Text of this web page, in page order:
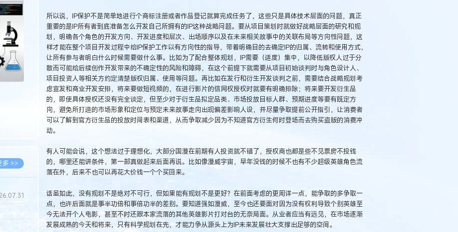
>>
多 >>
所以说，IP保护不是简单地进行个商标注册或者作品登记就算完成任务了，这些只是具体技术层面的问题，真正
重要的是IP所有者到底准备怎么开发自己所拥有的IP这种战略问题。要从项目策划时就做好战略层面的研究和规
划，明确各个角色的开发方向、开发进度和层次、出场顺序以及在未来相关故事中的关联布局等方向性问题，这
样才能在整个项目开发过程中给IP保护工作以有方向性的指导，带着明确目的去确定IP的归属、流转和使用方式，
让所有参与者明白什么时候需要做什么事。比如为了配合整体规划，IP需要（适度）集中，以降低版权人过于分
散而可能给后续创作开发带来的不确定性的风险和障碍，在这个前提下就需要从项目初始谈判时与角色设计人、
项目投资人等相关方约定清楚版权归属、使用等问题。再比如在发行和衍生开发谈判之前，需要结合战略规划考
虑宣发和商业开发安排，将来要做短视频的，在进行影片的信网权授权时就要有明确排除；将来要开发衍生品
的，即使具体授权还没有完全谈定，但至少对于衍生品拟定品类、市场投放目标人群、预期进度等要有既定方
向，避免所打造的市场形象和定位与预定未来故事走向出现偏差影响人设，并尽量争取提前公开指引，让消费者
可以了解到官方衍生品的投放时间表和渠道，从而争取减少因为不知道官方衍生何时登场而去购买盗版的消费冲
动。
有人可能会说，这个想法过于理想化，大部分国漫在前期有人投资就不错了，授权商也都是些不见票房不投钱
的，哪里还能讲条件，第一部真做起来后面再说。比如像漫威宇宙，早年没钱的时候不也有不少超级英雄角色流
落在外，后来不也可以再花大价钱一个个买回来。
话虽如此，没有规划不是绝对不可行，但如果能有规划不是更好？在前面考虑的更周详一点，能争取的多争取一
点，也许后面就是事半功倍和事倍功半的差别。要知道强如漫威，至今也还要面对因为没有权利导致个别英雄至
今无法开个人电影，甚至不时还跟本家流落的其他英雄影片打对台的无奈局面。从业者应当有远见，在市场逐渐
发展成熟的今天和将来，只有科学规划在先，才能力争从源头上为IP未来发展壮大支撑出足够的空间。